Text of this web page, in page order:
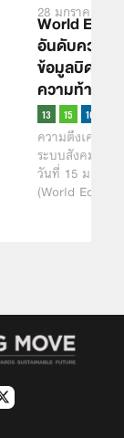
28 มกราคม
World
อันดับความเ
ข้อมูลบิดเบื
ความท้าทา
ความตึงเครียด
ระบบสังคมและ
วันที่ 15 มกราค
(World